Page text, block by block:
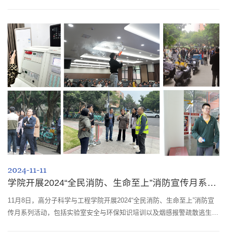
学生的实际操作能力和安全意识，受到了广大学生的高度评价。11月19、
26日晚，学院293名学生分两批在四川大学安全应急技能训练中心进行了
“高分子材料...
2024-11-11
学院开展2024“全民消防、生命至上”消防宣传月系列活动
11月8日，高分子科学与工程学院开展2024“全民消防、生命至上”消防宣
传月系列活动，包括实验室安全与环保知识培训以及烟感报警疏散逃生演